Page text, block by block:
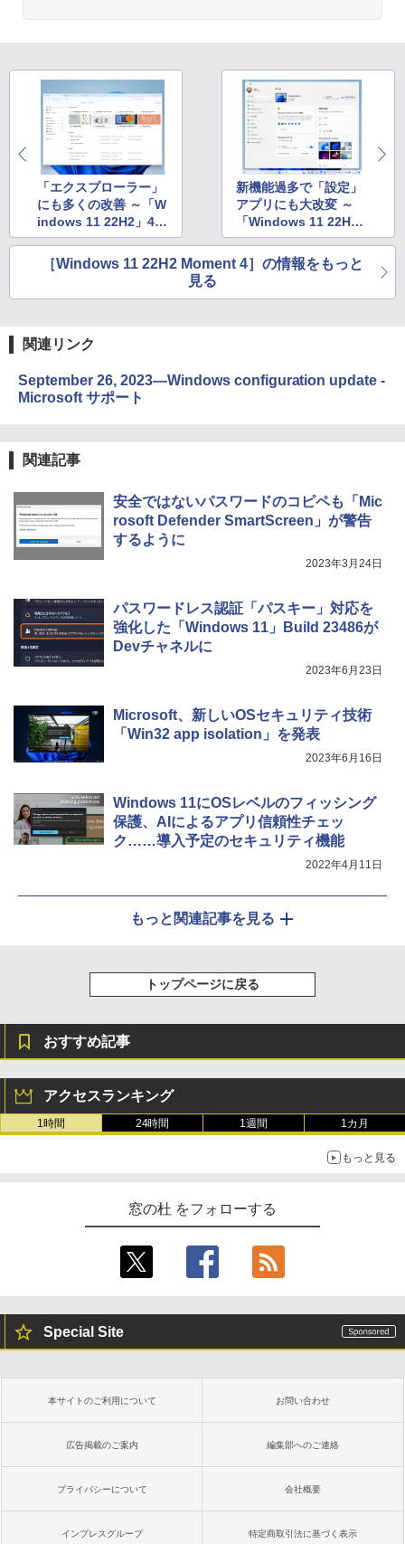
インゲームコード】 ロブロックス | オン
￥3,200
Windows版 | Minecraft (マインクラフ
ト): Java & Bedrock Edition | オンライ
ンコード版
￥3,600
FM TOWNS ハイパー・カタログ: 本体ハ
ードウェア・市販ソフトウェアのパーフ
ェクトリストと最新エミュレータ紹介
￥1,600
Amazon Kindle Colorsoft | 16GBストレ
ージ、防水、7インチカラーディスプレ
イ、色調調節ライト、最大8週間持続バッ
テリー、広告無し、ブラック (2025年発
11インチカラーディスプレイ、64GBスト
レージ、ノート機能搭載、明るさ自動調
整、色調調節ライト、プレミアムペン付
「エクスプローラー」
にも多くの改善 ～「W
indows 11 22H2」4回
目の大規模アップデー
新機能過多で「設定」
アプリにも大改変 ～
「Windows 11 22H
2」4回目の大規模更新
［Windows 11 22H2 Moment 4］の情報をもっと
見る
関連リンク
September 26, 2023—Windows configuration update -
Microsoft サポート
関連記事
安全ではないパスワードのコピペも「Mic
rosoft Defender SmartScreen」が警告
するように
2023年3月24日
パスワードレス認証「パスキー」対応を
強化した「Windows 11」Build 23486が
Devチャネルに
2023年6月23日
Microsoft、新しいOSセキュリティ技術
「Win32 app isolation」を発表
2023年6月16日
Windows 11にOSレベルのフィッシング
保護、AIによるアプリ信頼性チェッ
ク……導入予定のセキュリティ機能
2022年4月11日
もっと関連記事を見る
トップページに戻る
おすすめ記事
アクセスランキング
1時間 24時間 1週間 1カ月
もっと見る
窓の杜 をフォローする
Special Site
本サイトのご利用について お問い合わせ
広告掲載のご案内 編集部へのご連絡
プライバシーについて 会社概要
インプレスグループ 特定商取引法に基づく表示